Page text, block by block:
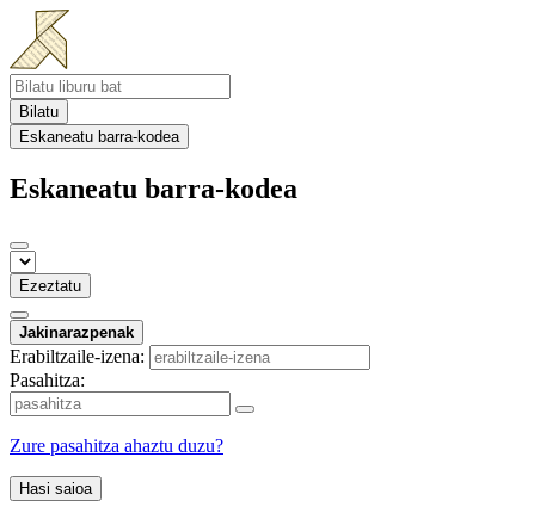
Bilatu
Eskaneatu barra-kodea
Eskaneatu barra-kodea
Ezeztatu
Jakinarazpenak
Erabiltzaile-izena:
Pasahitza:
Zure pasahitza ahaztu duzu?
Hasi saioa